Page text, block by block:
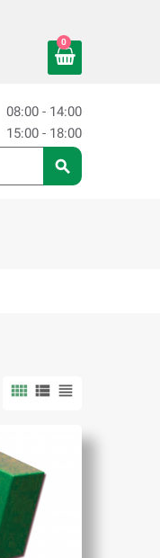
0
08:00 - 14:00
15:00 - 18:00

  